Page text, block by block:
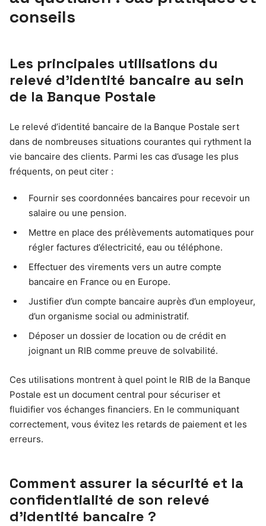
conseils
Les principales utilisations du
relevé d’identité bancaire au sein
de la Banque Postale
Le relevé d’identité bancaire de la Banque Postale sert
dans de nombreuses situations courantes qui rythment la
vie bancaire des clients. Parmi les cas d’usage les plus
fréquents, on peut citer :
Fournir ses coordonnées bancaires pour recevoir un
salaire ou une pension.
Mettre en place des prélèvements automatiques pour
régler factures d’électricité, eau ou téléphone.
Effectuer des virements vers un autre compte
bancaire en France ou en Europe.
Justifier d’un compte bancaire auprès d’un employeur,
d’un organisme social ou administratif.
Déposer un dossier de location ou de crédit en
joignant un RIB comme preuve de solvabilité.
Ces utilisations montrent à quel point le RIB de la Banque
Postale est un document central pour sécuriser et
fluidifier vos échanges financiers. En le communiquant
correctement, vous évitez les retards de paiement et les
erreurs.
Comment assurer la sécurité et la
confidentialité de son relevé
d’identité bancaire ?